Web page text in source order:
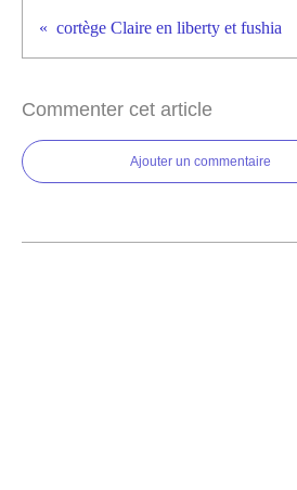
cortège Claire en liberty et fushia
Commenter cet article
Ajouter un commentaire